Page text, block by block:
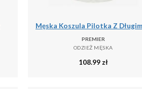
PREMIER
ODZIEŻ MĘSKA
108.99 zł